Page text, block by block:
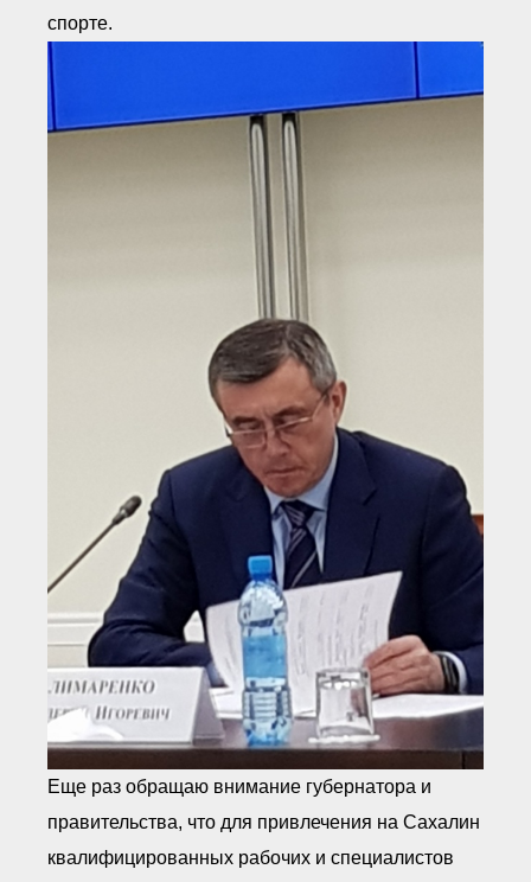
спорте.
Еще раз обращаю внимание губернатора и
правительства, что для привлечения на Сахалин
квалифицированных рабочих и специалистов